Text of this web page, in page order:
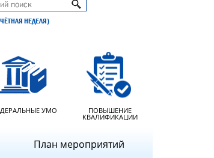
НЕДЕЛЯ)
УМО ПОВЫШЕНИЕ
КВАЛИФИКАЦИИ
План мероприятий